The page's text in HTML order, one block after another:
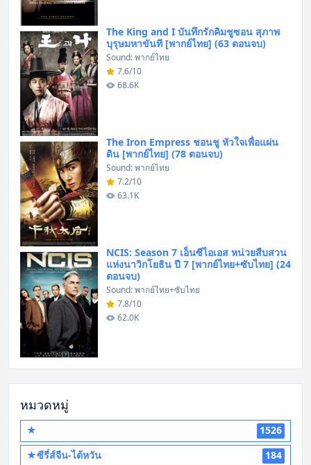
The King and I บันทึกรักคิมชูซอน สุภาพ
บุรุษมหาขันที [พากย์ไทย] (63 ตอนจบ)
Sound: พากย์ไทย
7.6/10
68.6K
The Iron Empress ชอนชู หัวใจเพื่อแผ่น
ดิน [พากย์ไทย] (78 ตอนจบ)
Sound: พากย์ไทย
7.2/10
63.1K
NCIS: Season 7 เอ็นซีไอเอส หน่วยสืบสวน
แห่งนาวิกโยธิน ปี 7 [พากย์ไทย+ซับไทย] (24
ตอนจบ)
Sound: พากย์ไทย+ซับไทย
7.8/10
62.0K
หมวดหมู่
★
1526
★ซีรี่ส์จีน-ไต้หวัน
184